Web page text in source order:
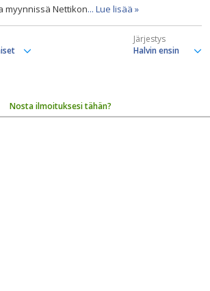
myynnissä Nettikon... Lue lisää »
Järjestys
Nosta ilmoituksesi tähän?